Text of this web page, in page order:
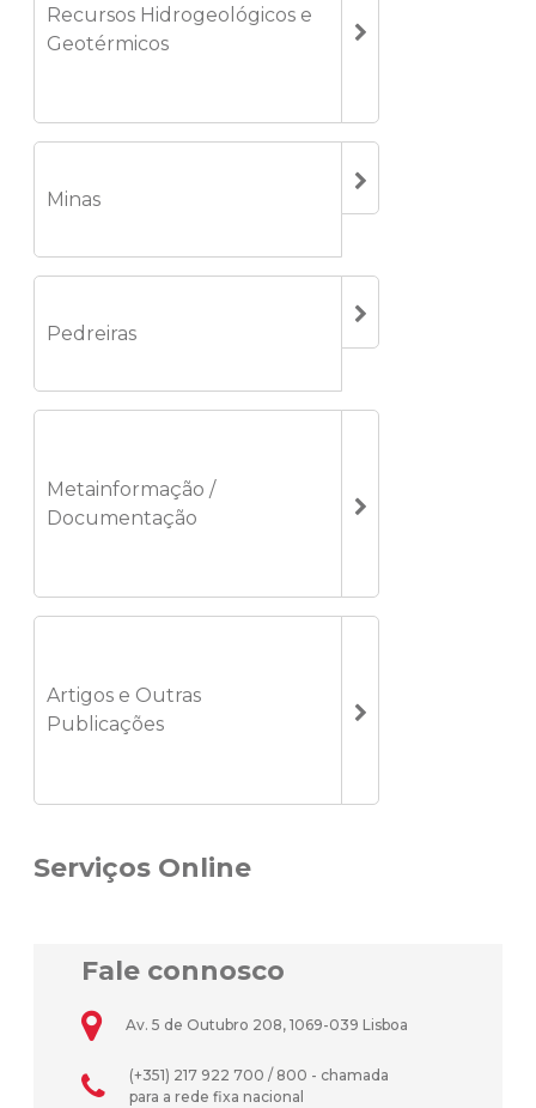
Recursos Hidrogeológicos e
Geotérmicos
Minas
Pedreiras
Metainformação /
Documentação
Artigos e Outras
Publicações
Serviços Online
Fale connosco
Av. 5 de Outubro 208, 1069-039 Lisboa
(+351) 217 922 700 / 800 - chamada
para a rede fixa nacional